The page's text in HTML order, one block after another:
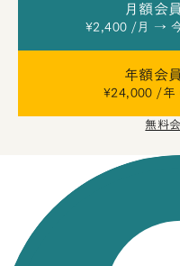
月額会
¥2,400 /月 → 今
年額会
¥24,000 /年
無料